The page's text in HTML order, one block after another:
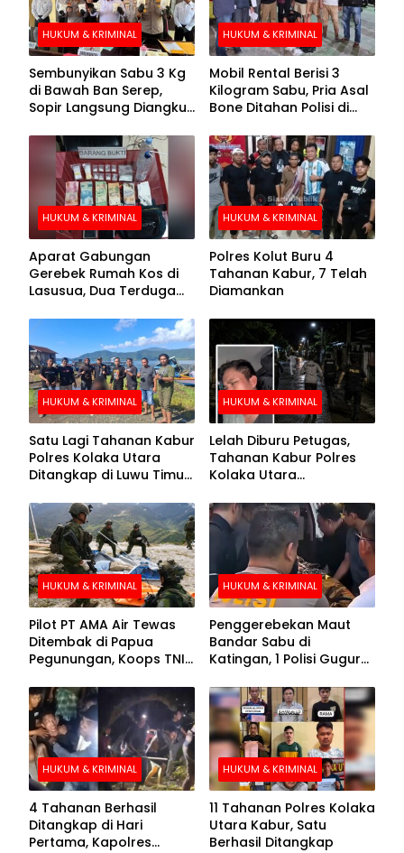
HUKUM & KRIMINAL
Sembunyikan Sabu 3 Kg
di Bawah Ban Serep,
Sopir Langsung Diangkut
HUKUM & KRIMINAL
Mobil Rental Berisi 3
Kilogram Sabu, Pria Asal
Bone Ditahan Polisi di
HUKUM & KRIMINAL
Aparat Gabungan
Gerebek Rumah Kos di
Lasusua, Dua Terduga
HUKUM & KRIMINAL
Polres Kolut Buru 4
Tahanan Kabur, 7 Telah
Diamankan
HUKUM & KRIMINAL
Satu Lagi Tahanan Kabur
Polres Kolaka Utara
Ditangkap di Luwu Timur,
HUKUM & KRIMINAL
Lelah Diburu Petugas,
Tahanan Kabur Polres
Kolaka Utara
HUKUM & KRIMINAL
Pilot PT AMA Air Tewas
Ditembak di Papua
Pegunungan, Koops TNI
Evakuasi Jenazah
Korban
HUKUM & KRIMINAL
Penggerebekan Maut
Bandar Sabu di
Katingan, 1 Polisi Gugur
HUKUM & KRIMINAL
4 Tahanan Berhasil
Ditangkap di Hari
Pertama, Kapolres
HUKUM & KRIMINAL
11 Tahanan Polres Kolaka
Utara Kabur, Satu
Berhasil Ditangkap